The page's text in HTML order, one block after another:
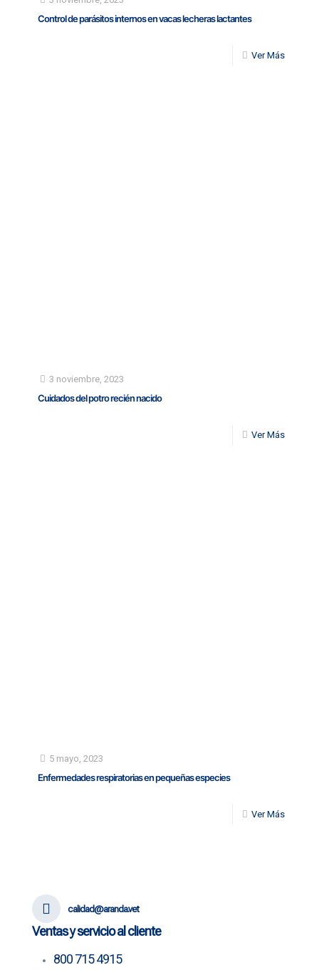
Control de parásitos internos en vacas lecheras lactantes
Ver Más
3 noviembre, 2023
Cuidados del potro recién nacido
Ver Más
5 mayo, 2023
Enfermedades respiratorias en pequeñas especies
Ver Más
calidad@aranda.vet
Ventas y servicio al cliente
800 715 4915